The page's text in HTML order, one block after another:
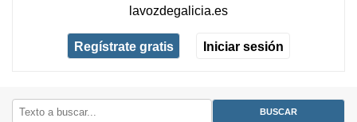
lavozdegalicia.es
Regístrate gratis Iniciar sesión